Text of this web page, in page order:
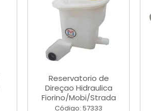
Reservatorio de
Direçao Hidraulica
Fiorino/Mobi/Strada
Código: 57333